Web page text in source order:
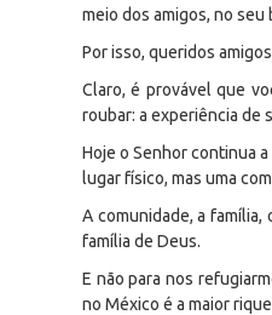
meio dos amigos, no seu
Por isso, queridos
Claro, é provável que
roubar: a experiência de
Hoje o Senhor continua
lugar físico, mas uma
A comunidade, a
família de Deus.
E não para nos
no México é a maior